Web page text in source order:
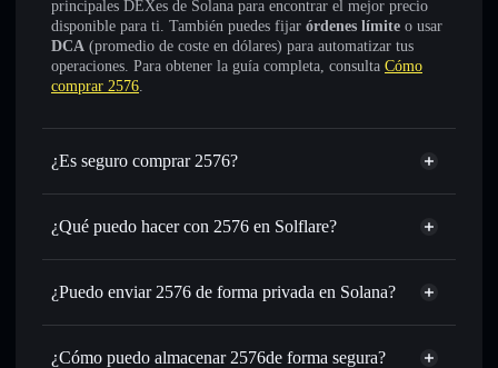
principales DEXes de Solana para encontrar el mejor precio
disponible para ti. También puedes fijar órdenes límite o usar
DCA (promedio de coste en dólares) para automatizar tus
operaciones. Para obtener la guía completa, consulta Cómo
comprar 2576.
¿Es seguro comprar 2576?
2576 no está verificado
¿Qué puedo hacer con 2576 en Solflare?
2576
cartera de Solflare
Intercambiar al instante: operar con 7524 para SOL,
de órdenes inteligente para el mejor precio disponible
Establecer órdenes límite: automatizar las operaciones en
¿Puedo enviar 2576 de forma privada en Solana?
agregador de privacidad
¿Cómo puedo almacenar 2576de forma segura?